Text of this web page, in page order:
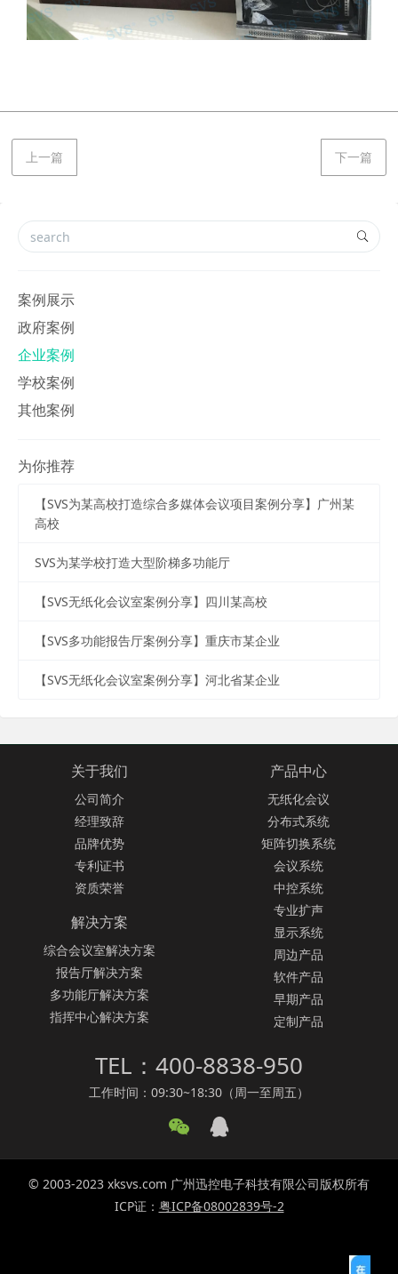
上一篇 下一篇
案例展示
政府案例
企业案例
学校案例
其他案例
为你推荐
【SVS为某高校打造综合多媒体会议项目案例分享】广州某
高校
SVS为某学校打造大型阶梯多功能厅
【SVS无纸化会议室案例分享】四川某高校
【SVS多功能报告厅案例分享】重庆市某企业
【SVS无纸化会议室案例分享】河北省某企业
关于我们
公司简介
经理致辞
品牌优势
专利证书
资质荣誉
产品中心
无纸化会议
分布式系统
矩阵切换系统
会议系统
中控系统
专业扩声
显示系统
周边产品
软件产品
早期产品
定制产品
解决方案
综合会议室解决方案
报告厅解决方案
多功能厅解决方案
指挥中心解决方案
TEL：400-8838-950
工作时间：09:30~18:30（周一至周五）
© 2003-2023 xksvs.com 广州迅控电子科技有限公司版权所有
ICP证： 粤ICP备08002839号-2
多媒体会议系